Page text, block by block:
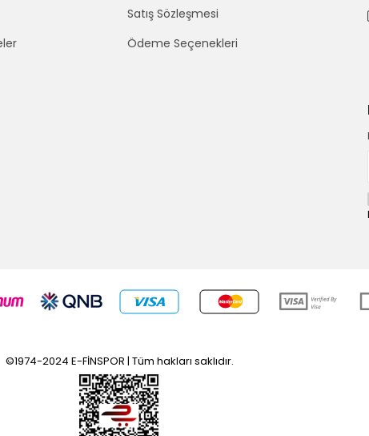
Satış Sözleşmesi
Ödeme Seçenekleri
©1974-2024 E-FİNSPOR | Tüm hakları saklıdır.